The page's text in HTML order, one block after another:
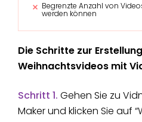
Begrenzte Anzahl von
werden können
Die Schritte zur
Weihnachtsvideos mit
Schritt 1. Gehen Sie zu
Maker und klicken Sie auf